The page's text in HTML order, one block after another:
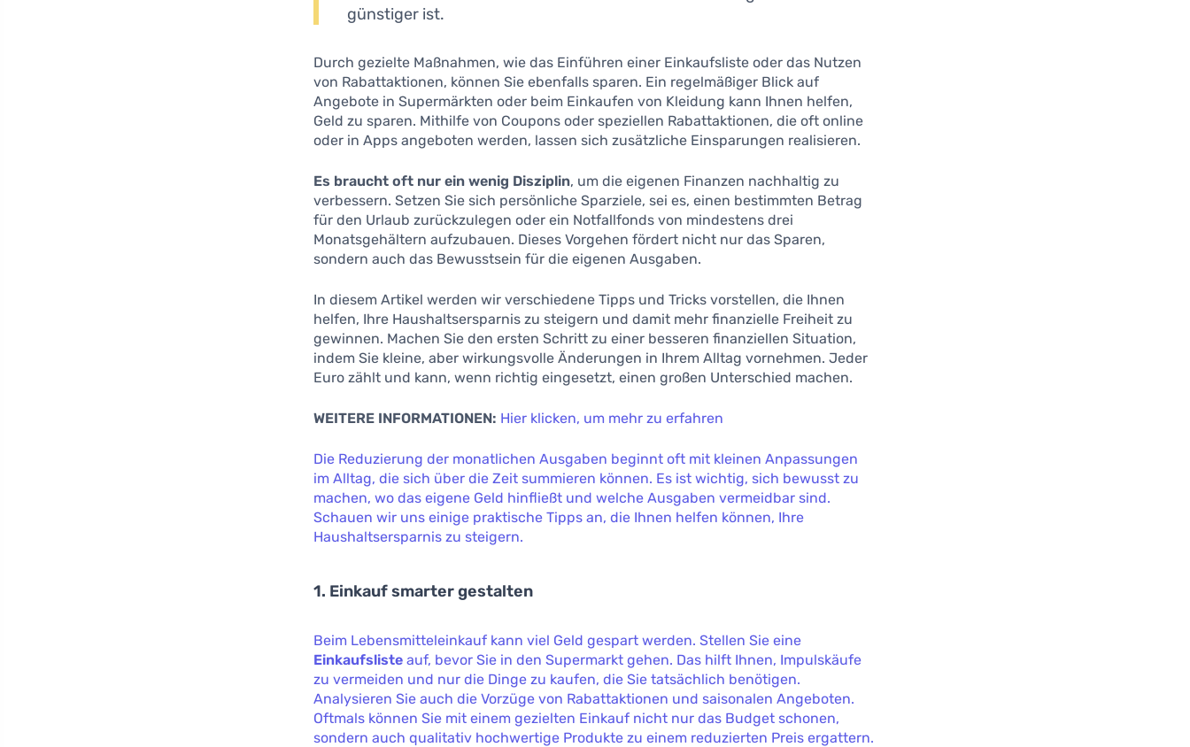
günstiger ist.
Durch gezielte Maßnahmen, wie das Einführen einer Einkaufsliste oder das Nutzen
von Rabattaktionen, können Sie ebenfalls sparen. Ein regelmäßiger Blick auf
Angebote in Supermärkten oder beim Einkaufen von Kleidung kann Ihnen helfen,
Geld zu sparen. Mithilfe von Coupons oder speziellen Rabattaktionen, die oft online
oder in Apps angeboten werden, lassen sich zusätzliche Einsparungen realisieren.
Es braucht oft nur ein wenig Disziplin, um die eigenen Finanzen nachhaltig zu
verbessern. Setzen Sie sich persönliche Sparziele, sei es, einen bestimmten Betrag
für den Urlaub zurückzulegen oder ein Notfallfonds von mindestens drei
Monatsgehältern aufzubauen. Dieses Vorgehen fördert nicht nur das Sparen,
sondern auch das Bewusstsein für die eigenen Ausgaben.
In diesem Artikel werden wir verschiedene Tipps und Tricks vorstellen, die Ihnen
helfen, Ihre Haushaltsersparnis zu steigern und damit mehr finanzielle Freiheit zu
gewinnen. Machen Sie den ersten Schritt zu einer besseren finanziellen Situation,
indem Sie kleine, aber wirkungsvolle Änderungen in Ihrem Alltag vornehmen. Jeder
Euro zählt und kann, wenn richtig eingesetzt, einen großen Unterschied machen.
WEITERE INFORMATIONEN: Hier klicken, um mehr zu erfahren
Die Reduzierung der monatlichen Ausgaben beginnt oft mit kleinen Anpassungen
im Alltag, die sich über die Zeit summieren können. Es ist wichtig, sich bewusst zu
machen, wo das eigene Geld hinfließt und welche Ausgaben vermeidbar sind.
Schauen wir uns einige praktische Tipps an, die Ihnen helfen können, Ihre
Haushaltsersparnis zu steigern.
1. Einkauf smarter gestalten
Beim Lebensmitteleinkauf kann viel Geld gespart werden. Stellen Sie eine
Einkaufsliste auf, bevor Sie in den Supermarkt gehen. Das hilft Ihnen, Impulskäufe
zu vermeiden und nur die Dinge zu kaufen, die Sie tatsächlich benötigen.
Analysieren Sie auch die Vorzüge von Rabattaktionen und saisonalen Angeboten.
Oftmals können Sie mit einem gezielten Einkauf nicht nur das Budget schonen,
sondern auch qualitativ hochwertige Produkte zu einem reduzierten Preis ergattern.